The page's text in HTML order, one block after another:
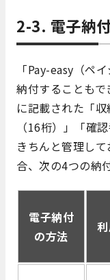
2-3. 電子納
「Pay-easy（ペ
納付することも
に記載された「
（16桁）」「確
きちんと管理し
合、次の4つの納
電子納付
の方法